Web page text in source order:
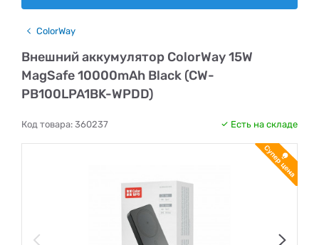
ColorWay
Внешний аккумулятор ColorWay 15W
MagSafe 10000mAh Black (CW-
PB100LPA1BK-WPDD)
Код товара: 360237 Есть на складе